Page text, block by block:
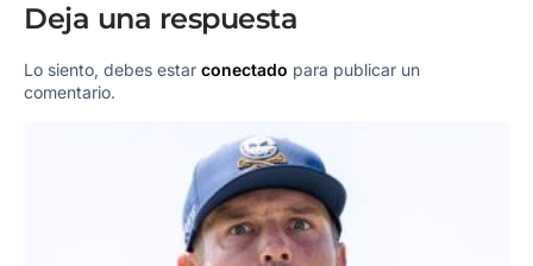
Deja una respuesta
Lo siento, debes estar conectado para publicar un
comentario.